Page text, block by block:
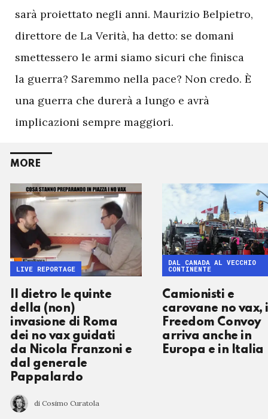
sarà proiettato negli anni. Maurizio Belpietro,
direttore de La Verità, ha detto: se domani
smettessero le armi siamo sicuri che finisca
la guerra? Saremmo nella pace? Non credo. È
una guerra che durerà a lungo e avrà
implicazioni sempre maggiori.
MORE
Il dietro le quinte
della (non)
invasione di Roma
dei no vax guidati
da Nicola Franzoni e
dal generale
Pappalardo
di Cosimo Curatola
LIVE REPORTAGE
Camionisti e
carovane no vax,
Freedom Convoy
arriva anche in
Europa e in Italia
DAL CANADA AL VECCHIO
CONTINENTE